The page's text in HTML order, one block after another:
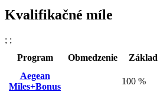
Kvalifikačné míle
; ;
Program
Obmedzenie Základ
Aegean
Miles+Bonus
100 %